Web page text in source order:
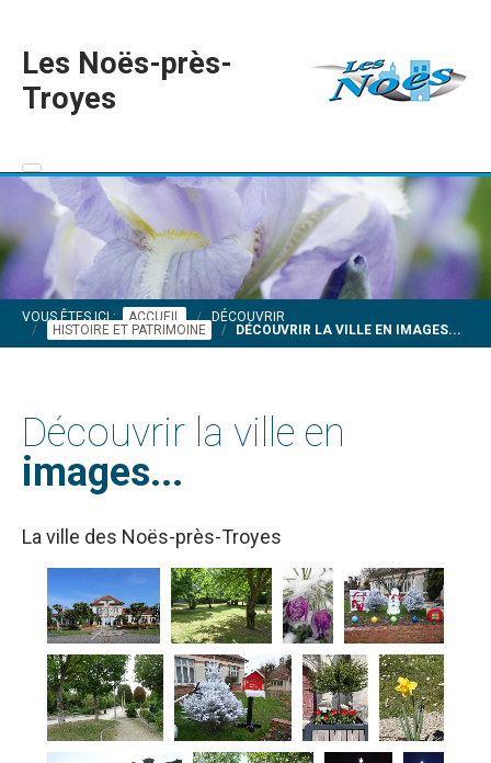
Les Noës-près-
Troyes
VOUS ÊTES ICI : ACCUEIL
DÉCOUVRIR
HISTOIRE ET PATRIMOINE
DÉCOUVRIR LA VILLE EN IMAGES...
Découvrir la ville en
images...
La ville des Noës-près-Troyes